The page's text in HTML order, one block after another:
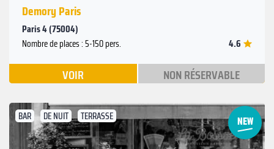
Demory Paris
Paris 4 (75004)
Nombre de places : 5-150 pers. 4.6
VOIR NON RÉSERVABLE
BAR DE NUIT TERRASSE